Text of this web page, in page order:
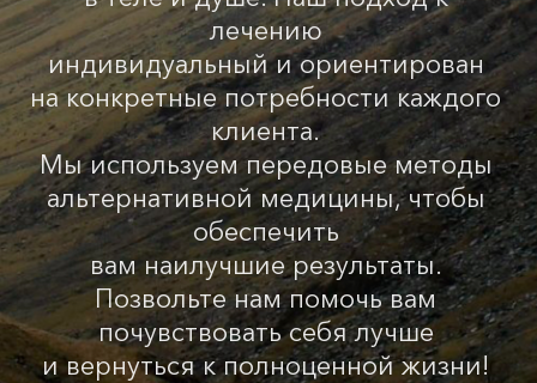
лечению
индивидуальный и ориентирован
на конкретные потребности каждого
клиента.
Мы используем передовые методы
альтернативной медицины, чтобы
обеспечить
вам наилучшие результаты.
Позвольте нам помочь вам
почувствовать себя лучше
и вернуться к полноценной жизни!